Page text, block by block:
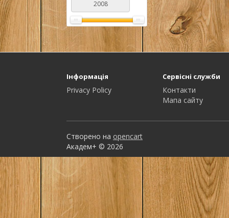
Інформація
Privacy Policy
Сервісні служби
Контакти
Мапа сайту
Створено на opencart
Академ+ © 2026